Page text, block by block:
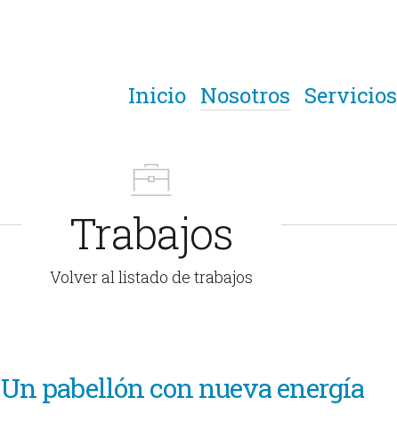
Inicio Nosotros Servicios
Trabajos
Volver al listado de trabajos
Un pabellón con nueva energía